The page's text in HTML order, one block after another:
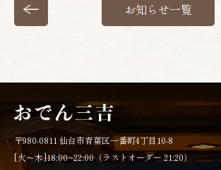
お知らせ一覧
〒980-0811 仙台市青葉区一番町4丁目10-8
[火～木]18:00~22:00（ラストオーダー 21:20）